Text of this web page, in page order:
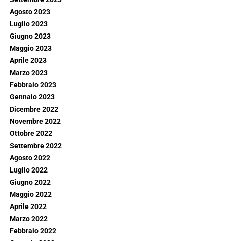
Agosto 2023
Luglio 2023
Giugno 2023
Maggio 2023
Aprile 2023
Marzo 2023
Febbraio 2023
Gennaio 2023
Dicembre 2022
Novembre 2022
Ottobre 2022
Settembre 2022
Agosto 2022
Luglio 2022
Giugno 2022
Maggio 2022
Aprile 2022
Marzo 2022
Febbraio 2022